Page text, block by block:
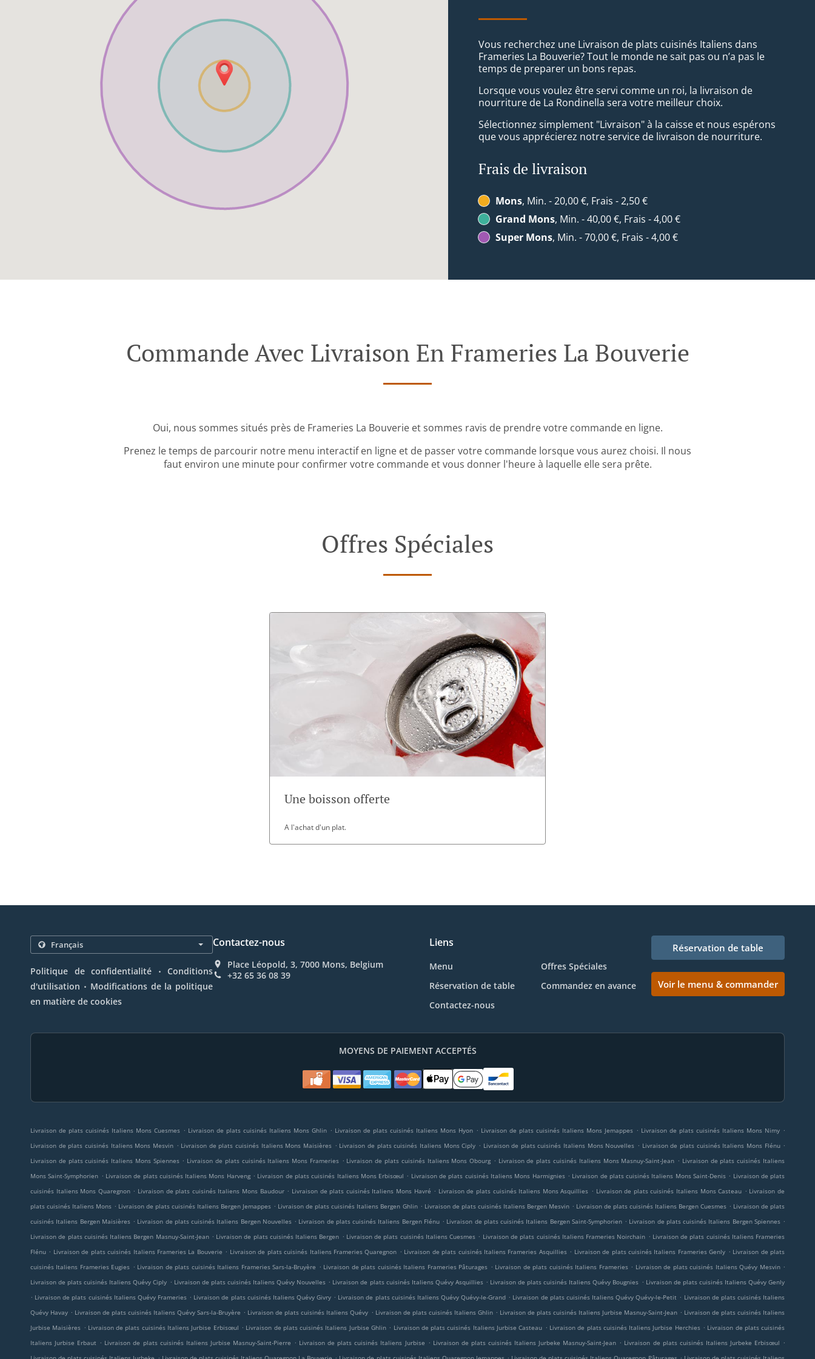
Vous recherchez une Livraison de plats cuisinés Italiens dans
Frameries La Bouverie? Tout le monde ne sait pas ou n’a pas le
temps de preparer un bons repas.
Lorsque vous voulez être servi comme un roi, la livraison de
nourriture de La Rondinella sera votre meilleur choix.
Sélectionnez simplement "Livraison" à la caisse et nous espérons
que vous apprécierez notre service de livraison de nourriture.
Frais de livraison
Mons, Min. - 20,00 €, Frais - 2,50 €
Grand Mons, Min. - 40,00 €, Frais - 4,00 €
Super Mons, Min. - 70,00 €, Frais - 4,00 €
Commande Avec Livraison En Frameries La Bouverie
Oui, nous sommes situés près de Frameries La Bouverie et sommes ravis de prendre votre commande en ligne.
Prenez le temps de parcourir notre menu interactif en ligne et de passer votre commande lorsque vous aurez choisi. Il nous
faut environ une minute pour confirmer votre commande et vous donner l'heure à laquelle elle sera prête.
Offres Spéciales
Une boisson offerte
A l'achat d'un plat.
Politique de confidentialité . Conditions
d'utilisation . Modifications de la politique
en matière de cookies
Contactez-nous
Place Léopold, 3, 7000 Mons, Belgium
+32 65 36 08 39
Liens
Menu
Offres Spéciales
Réservation de table
Commandez en avance
Contactez-nous
Réservation de table
Voir le menu & commander
MOYENS DE PAIEMENT ACCEPTÉS
Livraison de plats cuisinés Italiens Mons Cuesmes . Livraison de plats cuisinés Italiens Mons Ghlin . Livraison de plats cuisinés Italiens Mons Hyon . Livraison de plats cuisinés Italiens Mons Jemappes . Livraison de plats cuisinés Italiens Mons Nimy .
Livraison de plats cuisinés Italiens Mons Mesvin . Livraison de plats cuisinés Italiens Mons Maisières . Livraison de plats cuisinés Italiens Mons Ciply . Livraison de plats cuisinés Italiens Mons Nouvelles . Livraison de plats cuisinés Italiens Mons Flénu .
Livraison de plats cuisinés Italiens Mons Spiennes . Livraison de plats cuisinés Italiens Mons Frameries . Livraison de plats cuisinés Italiens Mons Obourg . Livraison de plats cuisinés Italiens Mons Masnuy-Saint-Jean . Livraison de plats cuisinés Italiens
Mons Saint-Symphorien . Livraison de plats cuisinés Italiens Mons Harveng . Livraison de plats cuisinés Italiens Mons Erbisœul . Livraison de plats cuisinés Italiens Mons Harmignies . Livraison de plats cuisinés Italiens Mons Saint-Denis . Livraison de plats
cuisinés Italiens Mons Quaregnon . Livraison de plats cuisinés Italiens Mons Baudour . Livraison de plats cuisinés Italiens Mons Havré . Livraison de plats cuisinés Italiens Mons Asquillies . Livraison de plats cuisinés Italiens Mons Casteau . Livraison de
plats cuisinés Italiens Mons . Livraison de plats cuisinés Italiens Bergen Jemappes . Livraison de plats cuisinés Italiens Bergen Ghlin . Livraison de plats cuisinés Italiens Bergen Mesvin . Livraison de plats cuisinés Italiens Bergen Cuesmes . Livraison de plats
cuisinés Italiens Bergen Maisières . Livraison de plats cuisinés Italiens Bergen Nouvelles . Livraison de plats cuisinés Italiens Bergen Flénu . Livraison de plats cuisinés Italiens Bergen Saint-Symphorien . Livraison de plats cuisinés Italiens Bergen Spiennes .
Livraison de plats cuisinés Italiens Bergen Masnuy-Saint-Jean . Livraison de plats cuisinés Italiens Bergen . Livraison de plats cuisinés Italiens Cuesmes . Livraison de plats cuisinés Italiens Frameries Noirchain . Livraison de plats cuisinés Italiens Frameries
Flénu . Livraison de plats cuisinés Italiens Frameries La Bouverie . Livraison de plats cuisinés Italiens Frameries Quaregnon . Livraison de plats cuisinés Italiens Frameries Asquillies . Livraison de plats cuisinés Italiens Frameries Genly . Livraison de plats
cuisinés Italiens Frameries Eugies . Livraison de plats cuisinés Italiens Frameries Sars-la-Bruyère . Livraison de plats cuisinés Italiens Frameries Pâturages . Livraison de plats cuisinés Italiens Frameries . Livraison de plats cuisinés Italiens Quévy Mesvin .
Livraison de plats cuisinés Italiens Quévy Ciply . Livraison de plats cuisinés Italiens Quévy Nouvelles . Livraison de plats cuisinés Italiens Quévy Asquillies . Livraison de plats cuisinés Italiens Quévy Bougnies . Livraison de plats cuisinés Italiens Quévy Genly
. Livraison de plats cuisinés Italiens Quévy Frameries . Livraison de plats cuisinés Italiens Quévy Givry . Livraison de plats cuisinés Italiens Quévy Quévy-le-Grand . Livraison de plats cuisinés Italiens Quévy Quévy-le-Petit . Livraison de plats cuisinés Italiens
Quévy Havay . Livraison de plats cuisinés Italiens Quévy Sars-la-Bruyère . Livraison de plats cuisinés Italiens Quévy . Livraison de plats cuisinés Italiens Ghlin . Livraison de plats cuisinés Italiens Jurbise Masnuy-Saint-Jean . Livraison de plats cuisinés Italiens
Jurbise Maisières . Livraison de plats cuisinés Italiens Jurbise Erbisœul . Livraison de plats cuisinés Italiens Jurbise Ghlin . Livraison de plats cuisinés Italiens Jurbise Casteau . Livraison de plats cuisinés Italiens Jurbise Herchies . Livraison de plats cuisinés
Italiens Jurbise Erbaut . Livraison de plats cuisinés Italiens Jurbise Masnuy-Saint-Pierre . Livraison de plats cuisinés Italiens Jurbise . Livraison de plats cuisinés Italiens Jurbeke Masnuy-Saint-Jean . Livraison de plats cuisinés Italiens Jurbeke Erbisœul .
. . . .